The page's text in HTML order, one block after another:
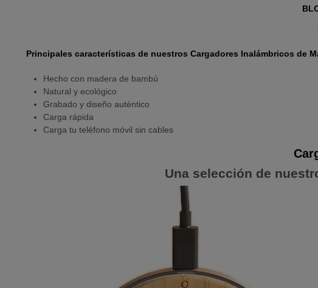
Principales características de nuestros Cargadores Inalámbricos de
Hecho con madera de bambú
Natural y ecológico
Grabado y diseño auténtico
Carga rápida
Carga tu teléfono móvil sin cables
Una selección de